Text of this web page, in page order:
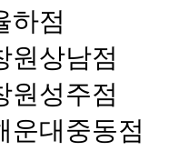
하점
원상남점
원성주점
운대중동점